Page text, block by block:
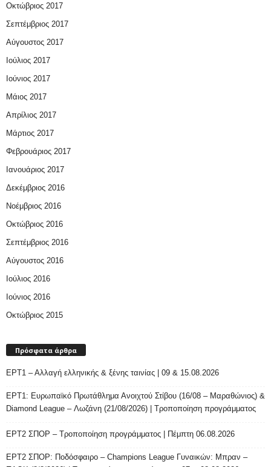
Οκτώβριος 2017
Σεπτέμβριος 2017
Αύγουστος 2017
Ιούλιος 2017
Ιούνιος 2017
Μάιος 2017
Απρίλιος 2017
Μάρτιος 2017
Φεβρουάριος 2017
Ιανουάριος 2017
Δεκέμβριος 2016
Νοέμβριος 2016
Οκτώβριος 2016
Σεπτέμβριος 2016
Αύγουστος 2016
Ιούλιος 2016
Ιούνιος 2016
Οκτώβριος 2015
Πρόσφατα άρθρα
ΕΡΤ1 – Αλλαγή ελληνικής & ξένης ταινίας | 09 & 15.08.2026
ΕΡΤ1: Ευρωπαϊκό Πρωτάθλημα Ανοιχτού Στίβου (16/08 – Μαραθώνιος) &
Diamond League – Λωζάνη (21/08/2026) | Τροποποίηση προγράμματος
ΕΡΤ2 ΣΠΟΡ – Τροποποίηση προγράμματος | Πέμπτη 06.08.2026
ΕΡΤ2 ΣΠΟΡ: Ποδόσφαιρο – Champions League Γυναικών: Μπραν –